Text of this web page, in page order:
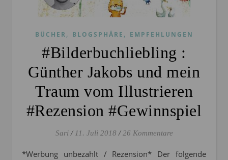
BÜCHER, BLOGSPHÄRE , EMPFEHLUNGEN
#Bilderbuchliebling :
Günther Jakobs und mein
Traum vom Illustrieren
#Rezension #Gewinnspiel
Sari / 11. Juli 2018 / 26 Kommentare
*Werbung unbezahlt / Rezension* Der folgende